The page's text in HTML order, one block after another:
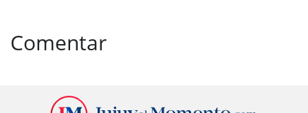
Comentar